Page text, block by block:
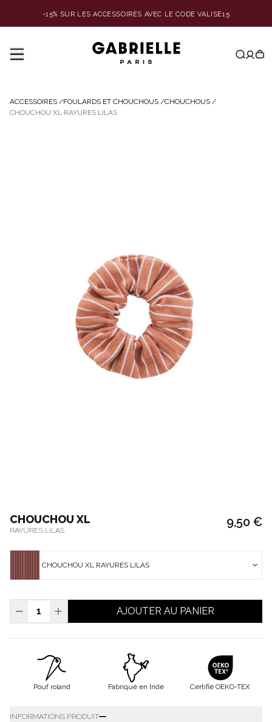
-15% SUR LES ACCESSOIRES AVEC LE CODE VALISE15
ACCESSOIRES /FOULARDS ET CHOUCHOUS /CHOUCHOUS /
CHOUCHOU XL RAYURES LILAS
CHOUCHOU XL
RAYURES LILAS
9,50 €
CHOUCHOU XL RAYURES LILAS
AJOUTER AU PANIER
Pouf roland Fabriqué en Inde Certifié OEKO-TEX
INFORMATIONS PRODUIT